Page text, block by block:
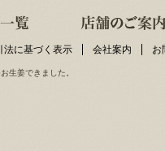
法に基づく表示 会社案内 お
生姜できました。